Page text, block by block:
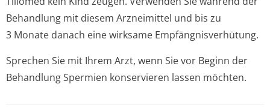
Behandlung mit diesem Arzneimittel und bis zu
3 Monate danach eine wirksame Empfängnisver­hütung.
Sprechen Sie mit Ihrem Arzt, wenn Sie vor Beginn der
Behandlung Spermien konservieren lassen möchten.